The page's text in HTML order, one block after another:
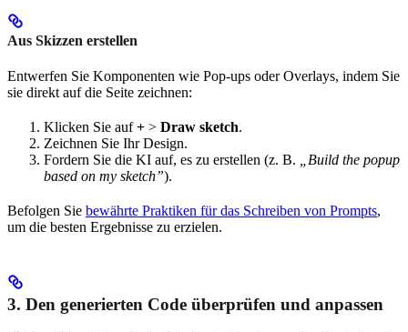
Aus Skizzen erstellen
Entwerfen Sie Komponenten wie Pop-ups oder Overlays, indem Sie
sie direkt auf die Seite zeichnen:
Klicken Sie auf+ > Draw sketch.
Zeichnen Sie Ihr Design.
Fordern Sie die KI auf, es zu erstellen (z. B.
„Build the popup
based on my sketch”).
Befolgen Sie bewährte Praktiken für das Schreiben von Prompts,
um die besten Ergebnisse zu erzielen.
3. Den generierten Code überprüfen und anpassen